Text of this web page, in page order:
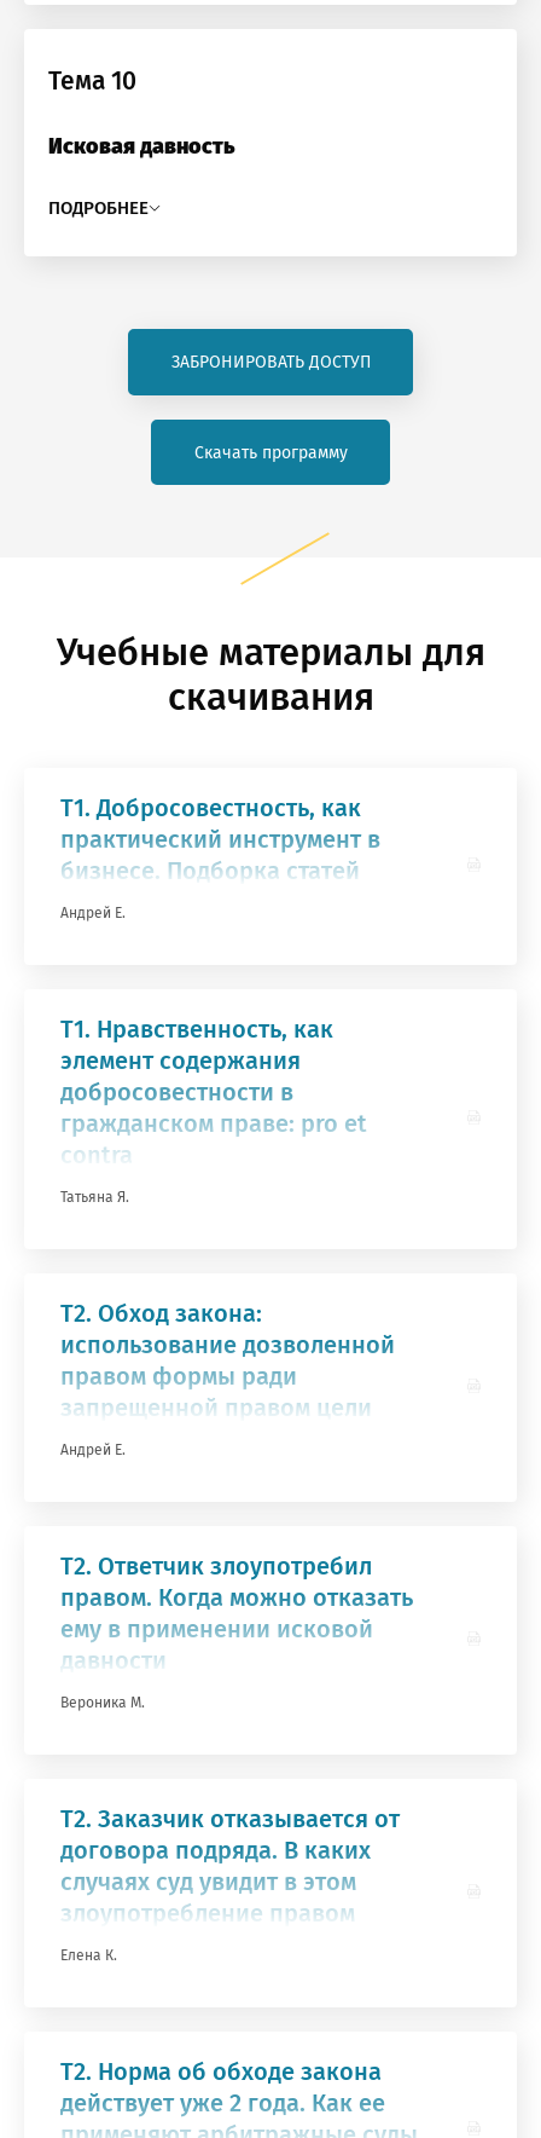
Тема 10
Исковая давность
ПОДРОБНЕЕ
ЗАБРОНИРОВАТЬ ДОСТУП
Скачать программу
Учебные материалы для
скачивания
Т1. Добросовестность, как
практический инструмент в
бизнесе. Подборка статей
Андрей Е.
Т1. Нравственность, как
элемент содержания
добросовестности в
гражданском праве: pro et
contra
Татьяна Я.
Т2. Обход закона:
использование дозволенной
правом формы ради
запрещенной правом цели
Андрей Е.
Т2. Ответчик злоупотребил
правом. Когда можно отказать
ему в применении исковой
давности
Вероника М.
Т2. Заказчик отказывается от
договора подряда. В каких
случаях суд увидит в этом
злоупотребление правом
Елена К.
Т2. Норма об обходе закона
действует уже 2 года. Как ее
материалы
Оставить заявку
с сайтом или
заметили ошибку?
на курс
проблемы частного права: общая
₽ ₽
выгода: ₽
Оставить заявку